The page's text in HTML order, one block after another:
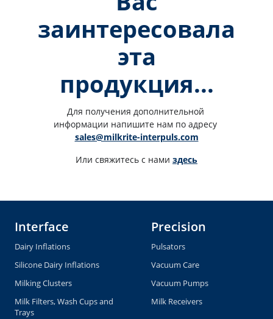
заинтересовала
эта
продукция...
Для получения дополнительной
информации напишите нам по адресу
sales@milkrite-interpuls.com
Или свяжитесь с нами здесь
Interface
Dairy Inflations
Silicone Dairy Inflations
Milking Clusters
Milk Filters, Wash Cups and
Trays
Precision
Pulsators
Vacuum Care
Vacuum Pumps
Milk Receivers